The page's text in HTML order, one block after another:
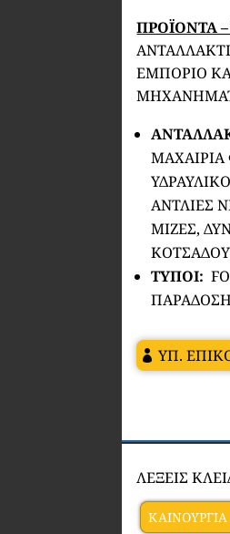
ΠΡΟΪΟΝΤΑ
ΕΜΠΟΡΙΟ
ΑΝΤΛΙΕΣ
ΜΙΖΕΣ,
ΤΥΠΟΙ:
ΥΠ.
ΛΕΞΕΙΣ